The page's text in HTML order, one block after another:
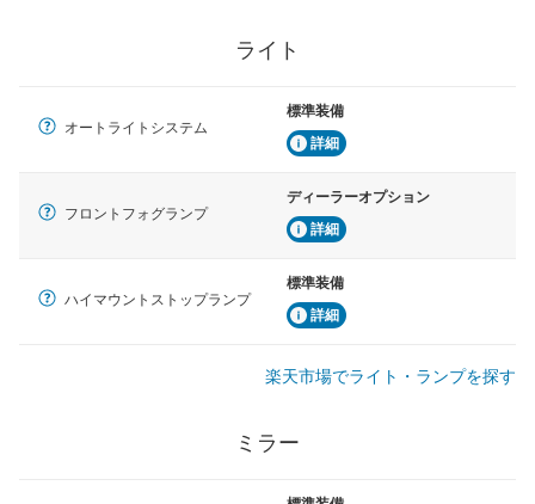
ライト
オートライトシステム
標準装備
詳細
フロントフォグランプ
ディーラーオプション
詳細
ハイマウントストップランプ
標準装備
詳細
楽天市場でライト・ランプを探す
ミラー